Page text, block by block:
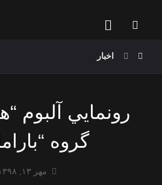
اخبار
رونمايي آلبوم
گروه
مهر ۱۳, ۱۳۹۸